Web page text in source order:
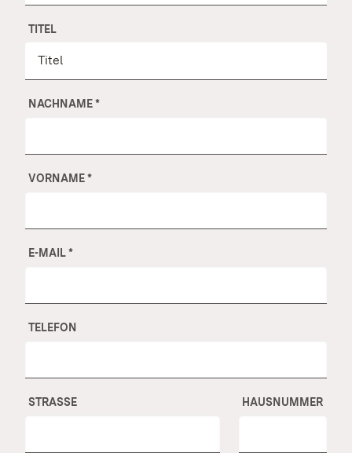
TITEL
NACHNAME*
VORNAME*
E-MAIL*
TELEFON
STRASSE HAUSNUMMER